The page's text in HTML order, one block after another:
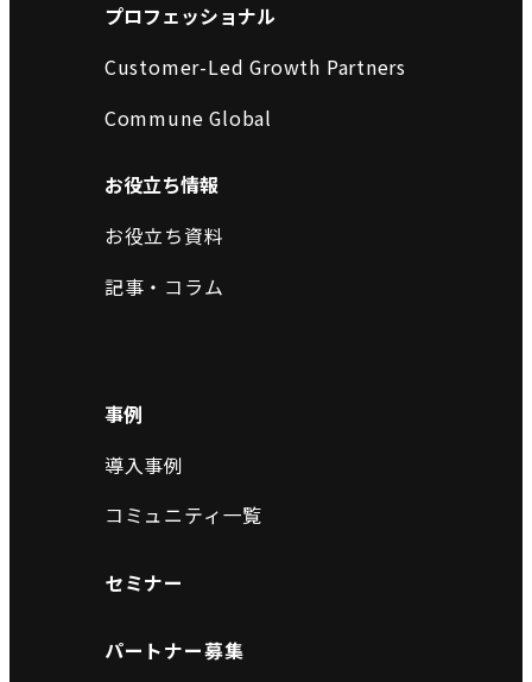
プロフェッショナル
Customer-Led Growth Partners
Commune Global
お役立ち情報
お役立ち資料
記事・コラム
事例
導入事例
コミュニティ一覧
セミナー
パートナー募集